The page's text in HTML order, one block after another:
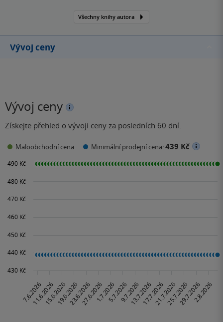
Všechny knihy autora
Vývoj ceny
Vývoj ceny
Získejte přehled o vývoji ceny za posledních 60 dní.
Maloobchodní cena Minimální prodejní cena:439 Kč